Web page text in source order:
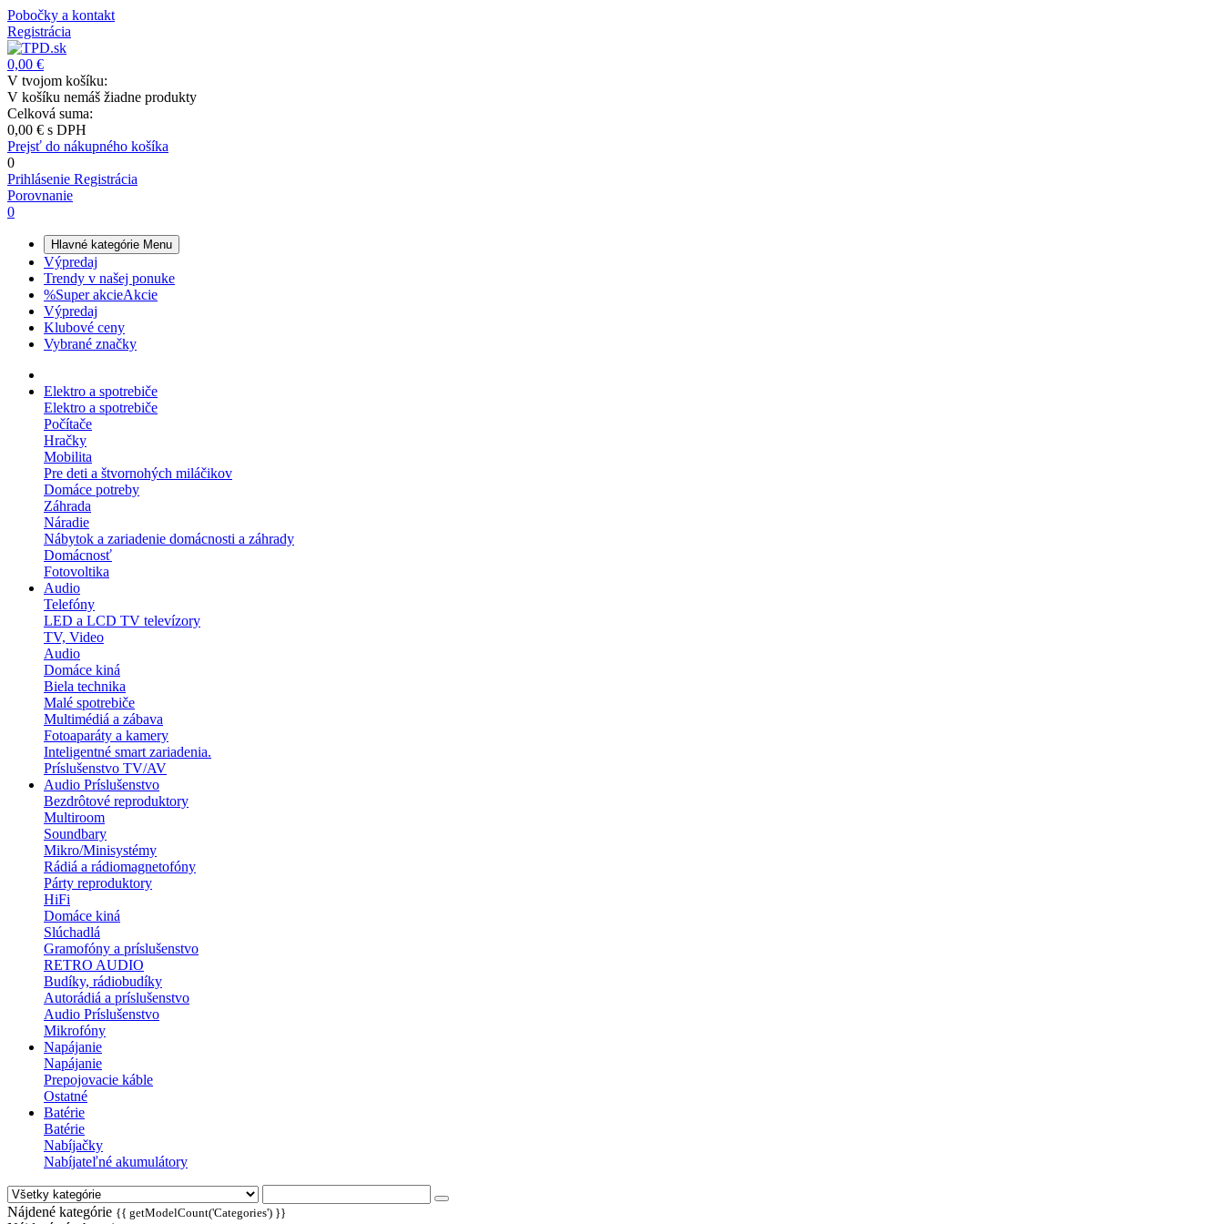
Pobočky a kontakt
Registrácia
0,00 €
V tvojom košíku:
V košíku nemáš žiadne produkty
Celková suma:
0,00 € s DPH
Prejsť do nákupného košíka
0
Prihlásenie Registrácia
Porovnanie
0
Hlavné kategórie Menu
Výpredaj
Trendy v našej ponuke
%Super akcieAkcie
Výpredaj
Klubové ceny
Vybrané značky
Elektro a spotrebiče
Elektro a spotrebiče
Počítače
Hračky
Mobilita
Pre deti a štvornohých miláčikov
Domáce potreby
Záhrada
Náradie
Nábytok a zariadenie domácnosti a záhrady
Domácnosť
Fotovoltika
Audio
Telefóny
LED a LCD TV televízory
TV, Video
Audio
Domáce kiná
Biela technika
Malé spotrebiče
Multimédiá a zábava
Fotoaparáty a kamery
Inteligentné smart zariadenia.
Príslušenstvo TV/AV
Audio Príslušenstvo
Bezdrôtové reproduktory
Multiroom
Soundbary
Mikro/Minisystémy
Rádiá a rádiomagnetofóny
Párty reproduktory
HiFi
Domáce kiná
Slúchadlá
Gramofóny a príslušenstvo
RETRO AUDIO
Budíky, rádiobudíky
Autorádiá a príslušenstvo
Audio Príslušenstvo
Mikrofóny
Napájanie
Napájanie
Prepojovacie káble
Ostatné
Batérie
Batérie
Nabíjačky
Nabíjateľné akumulátory
Nájdené kategórie {{ getModelCount('Categories') }}